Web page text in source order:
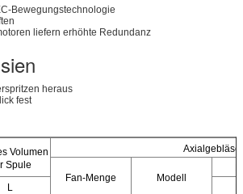
Bewegungstechnologie
liefern erhöhte Redundanz
heraus
fest
Volumen
Spule
Axialgebläse
Fan-Menge Modell
L